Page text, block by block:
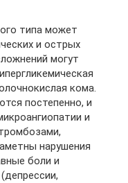
типа может
и острых
могут
кома.
постепенно, и
и
нарушения
боли и